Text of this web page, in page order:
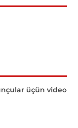
üçün video